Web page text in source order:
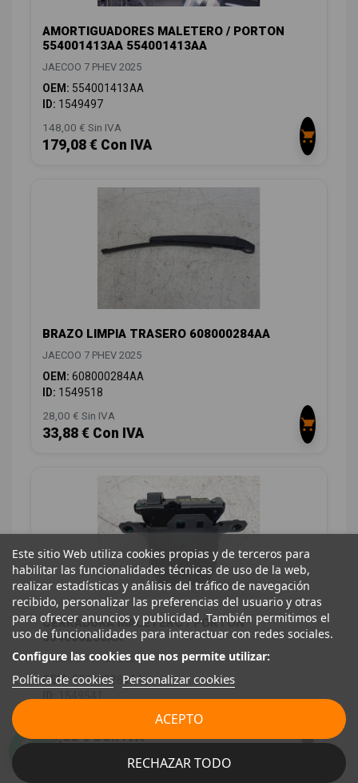
AMORTIGUADORES MALETERO / PORTON
554001413AA 554001413AA
JAECOO 7 PHEV 2025
OEM: 554001413AA
ID: 1549497
148,00 € Sin IVA
179,08 € Con IVA
BRAZO LIMPIA TRASERO 608000284AA
JAECOO 7 PHEV 2025
OEM: 608000284AA
ID: 1549518
28,00 € Sin IVA
33,88 € Con IVA
CERRADURA MALETERO / PORTON
554000283AA
JAECOO 7 PHEV 2025
OEM: 554000283AA
33,88 € Con IVA
Este sitio Web utiliza cookies propias y de terceros para
habilitar las funcionalidades técnicas de uso de la web,
realizar estadísticas y análisis del tráfico de navegación
recibido, personalizar las preferencias del usuario y otras
para ofrecer anuncios y publicidad. También permitimos el
uso de funcionalidades para interactuar con redes sociales.
Configure las cookies que nos permite utilizar:
Política de cookies Personalizar cookies
RECHAZAR TODO
ACEPTO